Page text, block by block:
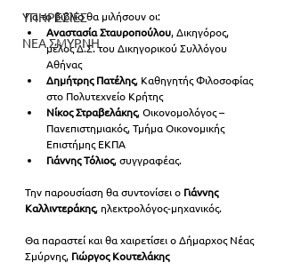
ΥΠΗΡΕΣΙΕΣ
ΝΕΑ ΣΜΥΡΝΗ
Για το βιβλίο θα μιλήσουν οι:
Αναστασία Σταυροπούλου, Δικηγόρος,
μέλος Δ.Σ. του Δικηγορικού Συλλόγου
Αθήνας
Δημήτρης Πατέλης, Καθηγητής Φιλοσοφίας
στο Πολυτεχνείο Κρήτης
Νίκος Στραβελάκης, Οικονομολόγος –
Πανεπιστημιακός, Τμήμα Οικονομικής
Επιστήμης ΕΚΠΑ
Γιάννης Τόλιος, συγγραφέας.
Την παρουσίαση θα συντονίσει ο Γιάννης
Καλλιντεράκης, ηλεκτρολόγος-μηχανικός.
Θα παραστεί και θα χαιρετίσει ο Δήμαρχος Νέας
Σμύρνης, Γιώργος Κουτελάκης